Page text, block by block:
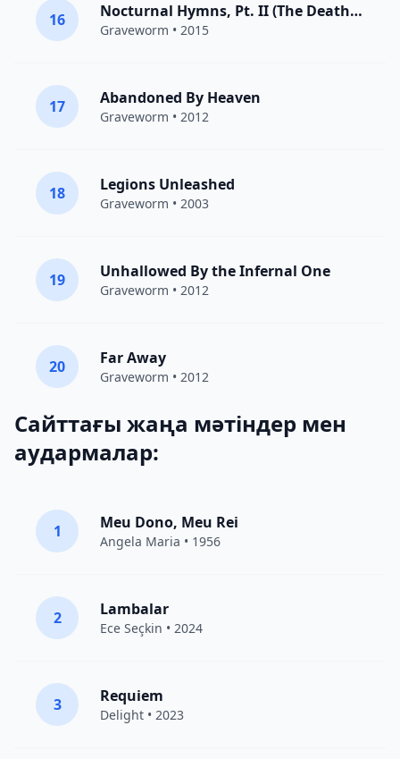
16 Nocturnal Hymns, Pt. II (The Death Anthem)
Graveworm • 2015
17 Abandoned By Heaven
Graveworm • 2012
18 Legions Unleashed
Graveworm • 2003
19 Unhallowed By the Infernal One
Graveworm • 2012
20 Far Away
Graveworm • 2012
Сайттағы жаңа мәтіндер мен
аудармалар:
1 Meu Dono, Meu Rei
Angela Maria • 1956
2 Lambalar
Ece Seçkin • 2024
3 Requiem
Delight • 2023